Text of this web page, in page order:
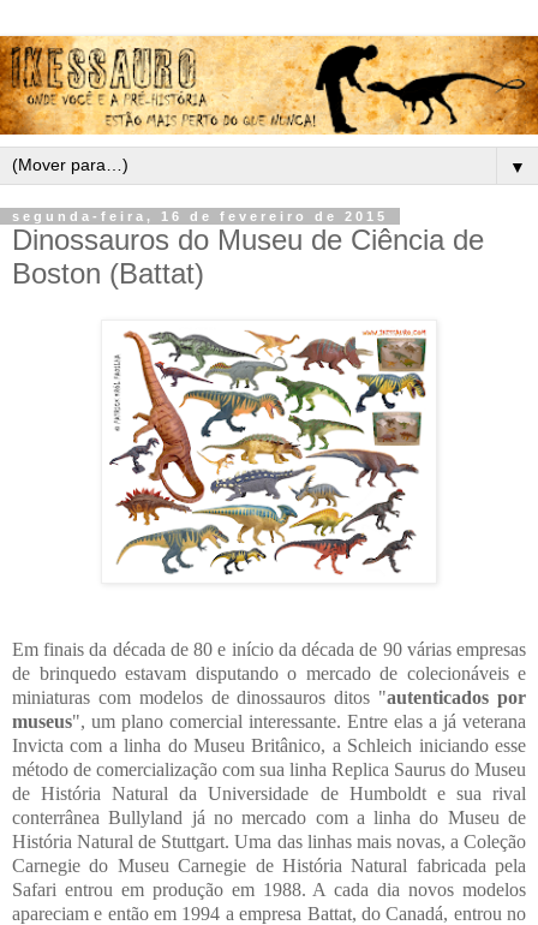
▼
segunda-feira, 16 de fevereiro de 2015
Dinossauros do Museu de Ciência de
Boston (Battat)
Em finais da década de 80 e início da década de 90 várias empresas
de brinquedo estavam disputando o mercado de colecionáveis e
miniaturas com modelos de dinossauros ditos "autenticados por
museus", um plano comercial interessante. Entre elas a já veterana
Invicta com a linha do Museu Britânico, a Schleich iniciando esse
método de comercialização com sua linha Replica Saurus do Museu
de História Natural da Universidade de Humboldt e sua rival
conterrânea Bullyland já no mercado com a linhado Museu de
História Natural de Stuttgart. Uma das linhas mais novas, a Coleção
Carnegie do Museu Carnegie de História Natural fabricada pela
Safari entrou em produção em 1988. A cada dia novos modelos
apareciam e então em 1994 a empresa Battat, do Canadá, entrou no